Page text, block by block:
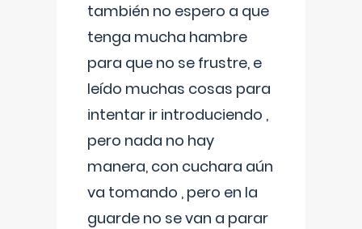
también no espero a que
tenga mucha hambre
para que no se frustre, e
leído muchas cosas para
intentar ir introduciendo ,
pero nada no hay
manera, con cuchara aún
va tomando , pero en la
guarde no se van a parar